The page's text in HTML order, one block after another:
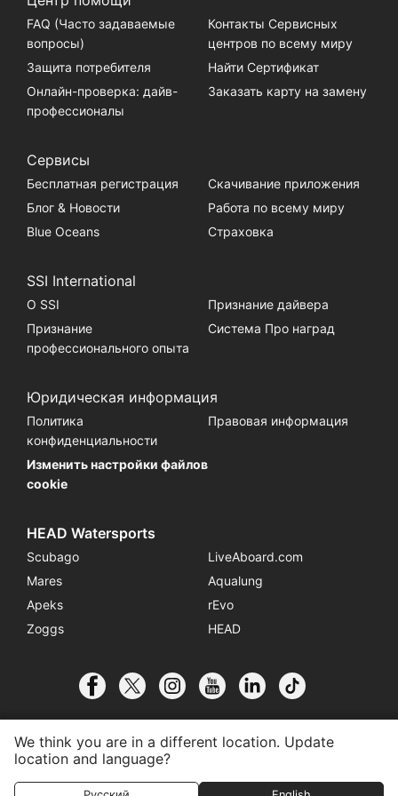
Присоединиться к Центру Контактная информация
FAQ (Часто задаваемые
вопросы)
Контакты Сервисных
центров по всему миру
Защита потребителя
Найти Сертификат
Онлайн-проверка: дайв-
профессионалы
Заказать карту на замену
Сервисы
Бесплатная регистрация
Скачивание приложения
Блог & Новости
Работа по всему миру
Blue Oceans
Страховка
SSI International
О SSI
Признание дайвера
Признание
профессионального опыта
Система Про наград
Юридическая информация
Политика
конфиденциальности
Правовая информация
Изменить настройки файлов
cookie
HEAD Watersports
Scubago
LiveAboard.com
Mares
Aqualung
Apeks
rEvo
Zoggs
HEAD
We think you are in a different location. Update
location and language?